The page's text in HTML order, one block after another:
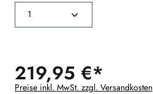
219,95 €*
Preise inkl. MwSt. zzgl. Versandkosten